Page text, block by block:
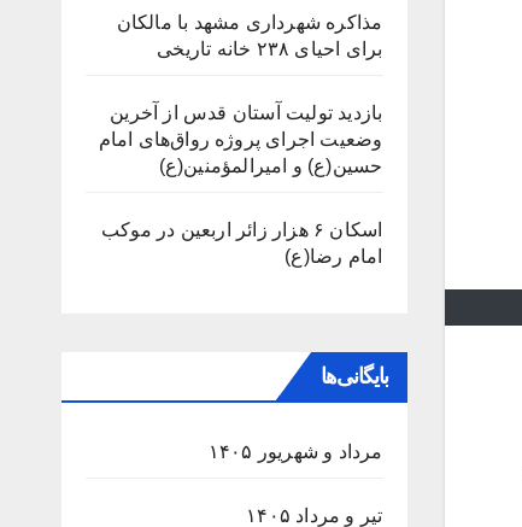
مذاکره شهرداری مشهد با مالکان
برای احیای ۲۳۸ خانه تاریخی
بازدید تولیت آستان قدس از آخرین
وضعیت اجرای پروژه رواق‌های امام
حسین(ع) و امیرالمؤمنین(ع)
اسکان ۶ هزار زائر اربعین در موکب
امام رضا(ع)
بایگانی‌ها
مرداد و شهریور ۱۴۰۵
تیر و مرداد ۱۴۰۵